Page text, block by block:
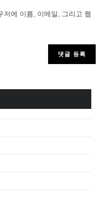
저에 이름, 이메일, 그리고 웹